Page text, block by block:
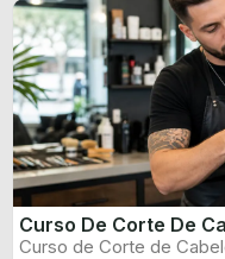
Curso De Corte De
Curso de Corte de